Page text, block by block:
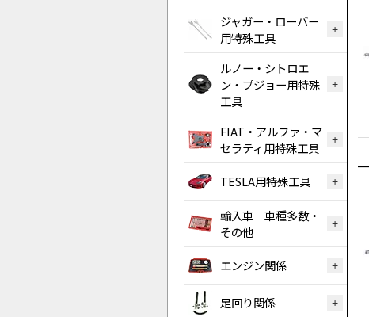
ジャガー・ローバー
用特殊工具
ルノー・シトロエ
ン・プジョー用特殊
工具
FIAT・アルファ・マ
セラティ用特殊工具
TESLA用特殊工具
輸入車 車種多数・
その他
エンジン関係
足回り関係